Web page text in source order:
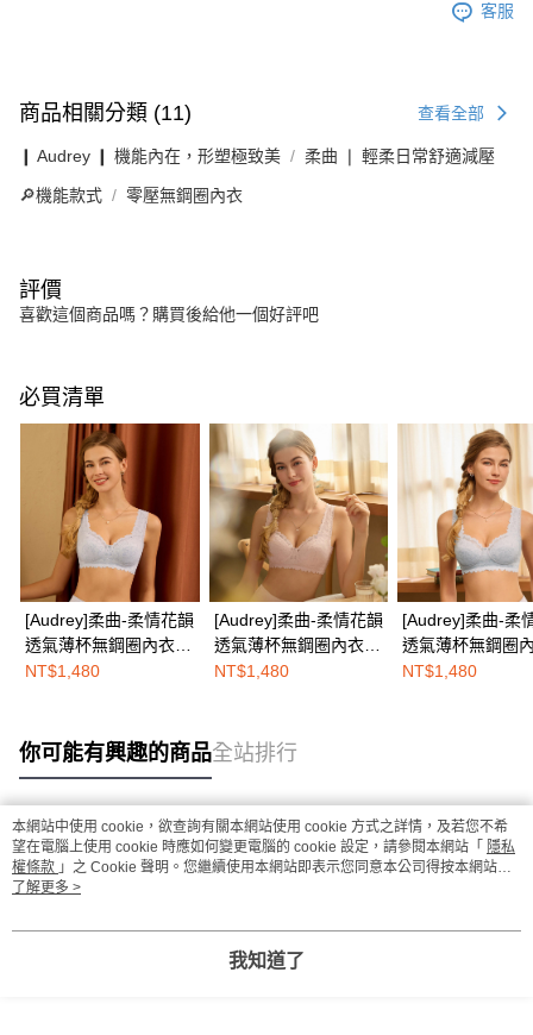
客服
商品相關分類 (11) 查看全部
❙ Audrey ❙ 機能內在，形塑極致美 柔曲 ❘ 輕柔日常舒適減壓
🔎機能款式 零壓無鋼圈內衣
評價
喜歡這個商品嗎？購買後給他一個好評吧
必買清單
[Audrey]柔曲-柔情花韻
透氣薄杯無鋼圈內衣
(經典美背式)-高雅灰
NT$1,480
[Audrey]柔曲-柔情花韻
透氣薄杯無鋼圈內衣
(肩帶可調式)-繁花粉
NT$1,480
[Audrey]柔曲-柔
透氣薄杯無鋼圈
(肩帶可調式)-高
NT$1,480
你可能有興趣的商品全站排行
熱門標籤
本網站中使用 cookie，欲查詢有關本網站使用 cookie 方式之詳情，及若您不希
望在電腦上使用 cookie 時應如何變更電腦的 cookie 設定，請參閱本網站「 隱私
權條款 」之 Cookie 聲明。您繼續使用本網站即表示您同意本公司得按本網站使
用條款之 Cookie 聲明使用 cookie。
了解更多 >
我知道了